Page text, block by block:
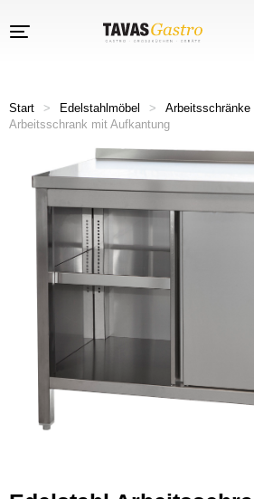
Start > Edelstahlmöbel > Arbeitsschränke
Arbeitsschrank mit Aufkantung